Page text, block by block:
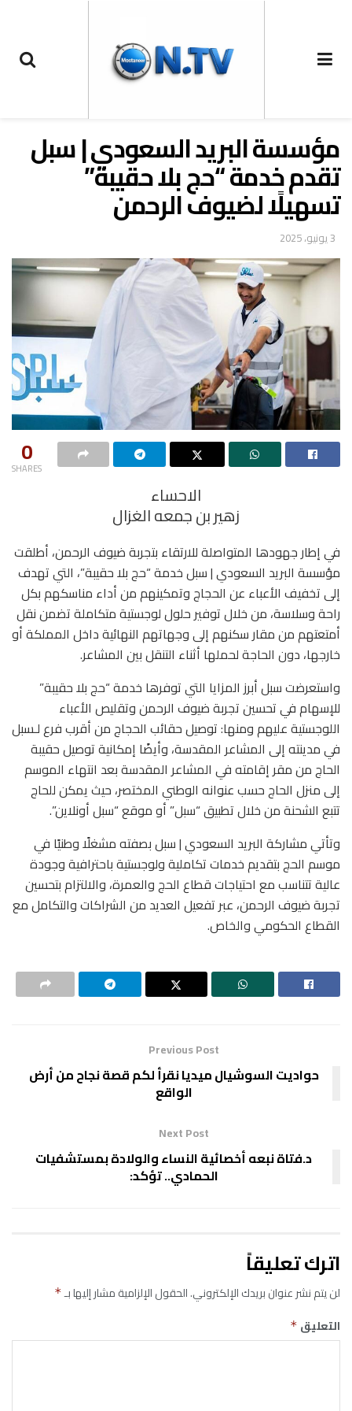
مؤسسة البريد السعودي | سبل
تقدم خدمة “حج بلا حقيبة”
تسهيلًا لضيوف الرحمن
3 يونيو، 2025
0
SHARES
الاحساء
زهير بن جمعه الغزال
في إطار جهودها المتواصلة للارتقاء بتجربة ضيوف الرحمن، أطلقت
مؤسسة البريد السعودي | سبل خدمة “حج بلا حقيبة”، التي تهدف
إلى تخفيف الأعباء عن الحجاج وتمكينهم من أداء مناسكهم بكل
راحة وسلاسة، من خلال توفير حلول لوجستية متكاملة تضمن نقل
أمتعتهم من مقار سكنهم إلى وجهاتهم النهائية داخل المملكة أو
خارجها، دون الحاجة لحملها أثناء التنقل بين المشاعر.
واستعرضت سبل أبرز المزايا التي توفرها خدمة “حج بلا حقيبة”
للإسهام في تحسين تجربة ضيوف الرحمن وتقليص الأعباء
اللوجستية عليهم ومنها: توصيل حقائب الحجاج من أقرب فرع لـسبل
في مدينته إلى المشاعر المقدسة، وأيضًا إمكانية توصيل حقيبة
الحاج من مقر إقامته في المشاعر المقدسة بعد انتهاء الموسم
إلى منزل الحاج حسب عنوانه الوطني المختصر، حيث يمكن للحاج
تتبع الشحنة من خلال تطبيق “سبل” أو موقع “سبل أونلاين”.
وتأتي مشاركة البريد السعودي | سبل بصفته مشغلًا وطنيًا في
موسم الحج بتقديم خدمات تكاملية ولوجستية باحترافية وجودة
عالية تتناسب مع احتياجات قطاع الحج والعمرة، والالتزام بتحسين
تجربة ضيوف الرحمن، عبر تفعيل العديد من الشراكات والتكامل مع
القطاع الحكومي والخاص.
Previous Post
حواديت السوشيال ميديا نقرأ لكم قصة نجاح من أرض
الواقع
Next Post
د.فتاة نبعه أخصائية النساء والولادة بمستشفيات
الحمادي.. تؤكد:
اترك تعليقاً
لن يتم نشر عنوان بريدك الإلكتروني.الحقول الإلزامية مشار إليها بـ*
التعليق *